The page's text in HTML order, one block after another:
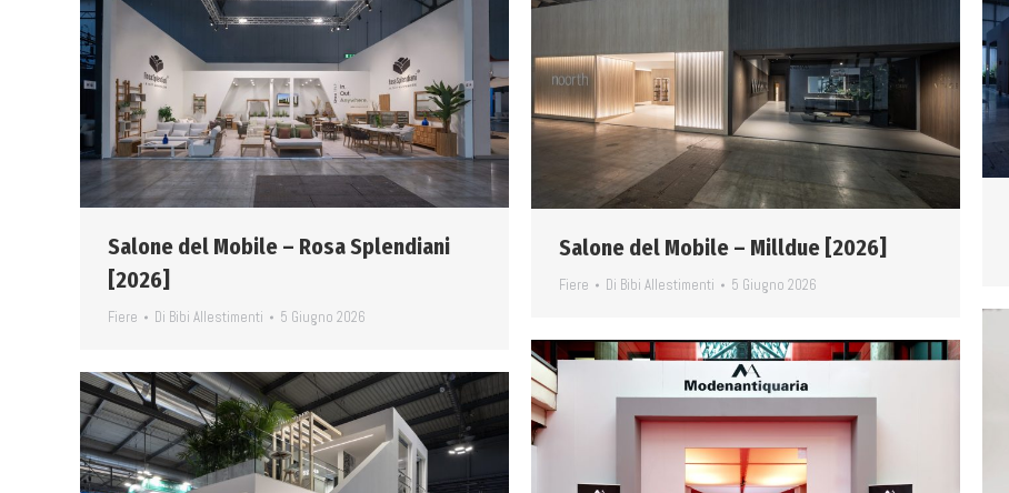
Salone del Mobile – Rosa Splendiani
[2026]
Fiere Di Bibi Allestimenti 5 Giugno 2026
Salone del Mobile – Milldue [2026]
Fiere Di Bibi Allestimenti 5 Giugno 2026